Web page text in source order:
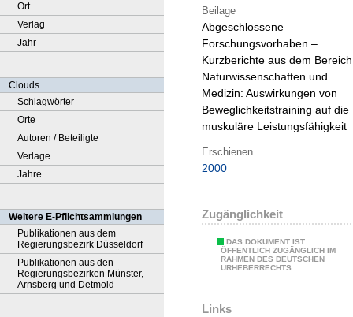
Ort
Verlag
Jahr
Clouds
Schlagwörter
Orte
Autoren / Beteiligte
Verlage
Jahre
Weitere E-Pflichtsammlungen
Publikationen aus dem
Regierungsbezirk Düsseldorf
Publikationen aus den
Regierungsbezirken Münster,
Arnsberg und Detmold
Beilage
Abgeschlossene
Forschungsvorhaben –
Kurzberichte aus dem Bereich
Naturwissenschaften und
Medizin: Auswirkungen von
Beweglichkeitstraining auf die
muskuläre Leistungsfähigkeit
Erschienen
2000
Zugänglichkeit
DAS DOKUMENT IST
ÖFFENTLICH ZUGÄNGLICH IM
RAHMEN DES DEUTSCHEN
URHEBERRECHTS.
Links